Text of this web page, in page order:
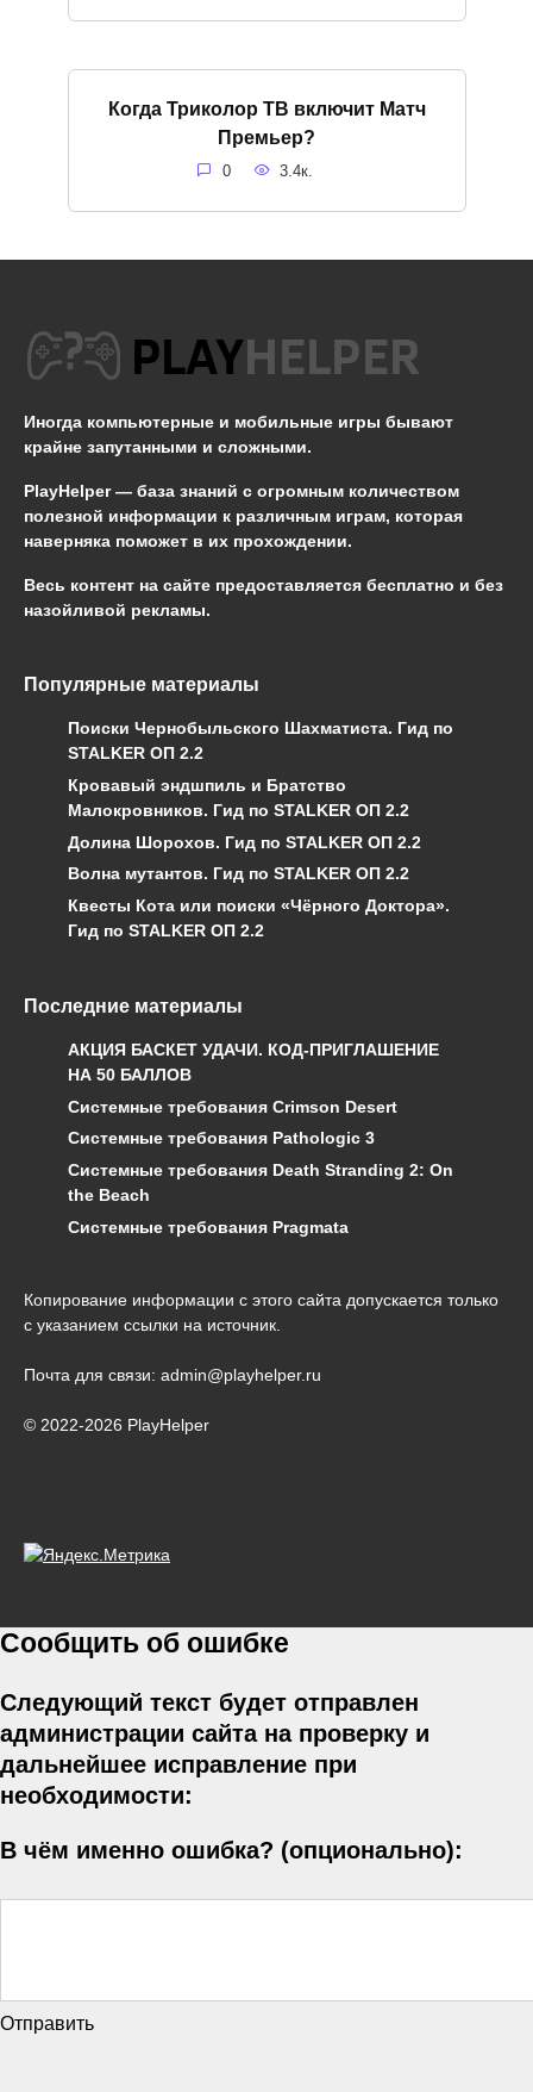
Когда Триколор ТВ включит Матч
Премьер?
0 3.4к.
Иногда компьютерные и мобильные игры бывают
крайне запутанными и сложными.
PlayHelper — база знаний с огромным количеством
полезной информации к различным играм, которая
наверняка поможет в их прохождении.
Весь контент на сайте предоставляется бесплатно и без
назойливой рекламы.
Популярные материалы
Поиски Чернобыльского Шахматиста. Гид по
STALKER ОП 2.2
Кровавый эндшпиль и Братство
Малокровников. Гид по STALKER ОП 2.2
Долина Шорохов. Гид по STALKER ОП 2.2
Волна мутантов. Гид по STALKER ОП 2.2
Квесты Кота или поиски «Чёрного Доктора».
Гид по STALKER ОП 2.2
Последние материалы
АКЦИЯ БАСКЕТ УДАЧИ. КОД-ПРИГЛАШЕНИЕ
НА 50 БАЛЛОВ
Системные требования Crimson Desert
Системные требования Pathologic 3
Системные требования Death Stranding 2: On
the Beach
Системные требования Pragmata
Копирование информации с этого сайта допускается только
с указанием ссылки на источник.
Почта для связи: admin@playhelper.ru
© 2022-2026 PlayHelper
Сообщить об ошибке
Следующий текст будет отправлен
администрации сайта на проверку и
дальнейшее исправление при
необходимости:
В чём именно ошибка? (опционально):
Отправить